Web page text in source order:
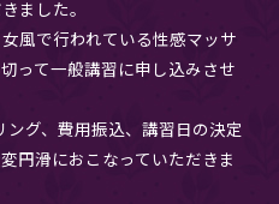
ました。
風で行われている性感マッサ
って一般講習に申し込みさせ
グ、費用振込、講習日の決定
円滑におこなっていただきま